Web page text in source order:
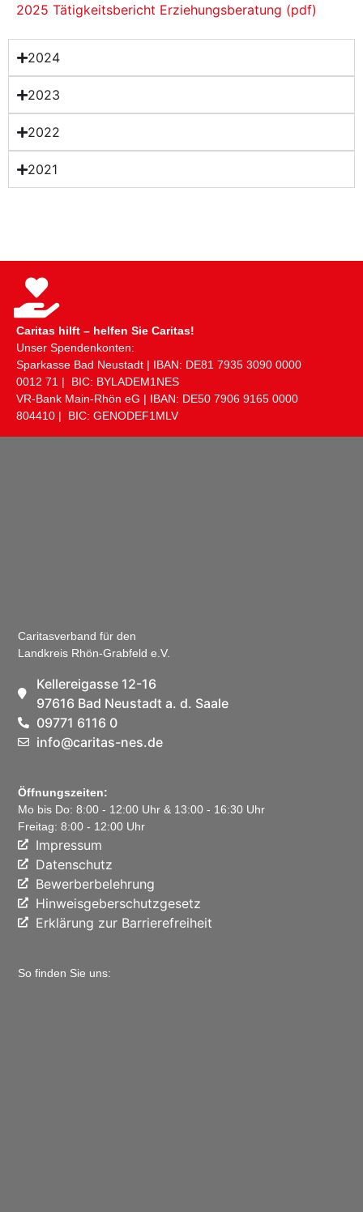
2025 Tätigkeitsbericht Erziehungsberatung (pdf)
2024
2023
2022
2021
Caritas hilft – helfen Sie Caritas!
Unser Spendenkonten:
Sparkasse Bad Neustadt | IBAN: DE81 ​7935 ​3090 ​0000 ​
0012 ​71 | BIC: BYLADEM1NES
VR-Bank Main-Rhön eG | IBAN: DE50 ​7906 ​9165 ​0000 ​
804410 | BIC: GENODEF1MLV
Caritasverband für den
Landkreis Rhön-Grabfeld e.V.
Kellereigasse 12-16
97616 Bad Neustadt a. d. Saale
09771 6116 0
info@caritas-nes.de
Öffnungszeiten:
Mo bis Do: 8:00 - 12:00 Uhr & 13:00 - 16:30 Uhr
Freitag: 8:00 - 12:00 Uhr
Impressum
Datenschutz
Bewerberbelehrung
Hinweisgeberschutzgesetz
Erklärung zur Barrierefreiheit
So finden Sie uns: